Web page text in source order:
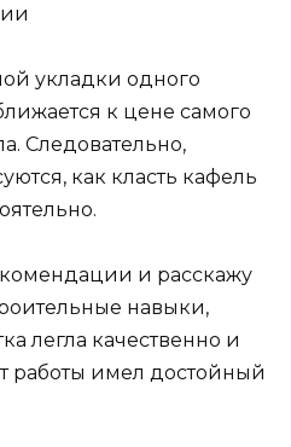
укладки одного
к цене самого
Следовательно,
как класть кафель
и расскажу
навыки,
легла качественно и
работы имел достойный